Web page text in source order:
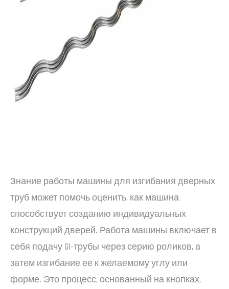
Знание работы машины для изгибания дверных
труб может помочь оценить, как машина
способствует созданию индивидуальных
конструкций дверей. Работа машины включает в
себя подачу GI-трубы через серию роликов, а
затем изгибание ее к желаемому углу или
форме. Это процесс, основанный на кнопках,